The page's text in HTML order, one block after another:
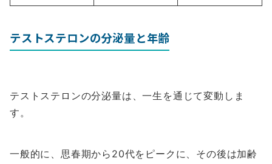
テストステロンの分泌量と年齢
テストステロンの分泌量は、一生を通じて変動しま
す。
一般的に、思春期から20代をピークに、その後は加齢